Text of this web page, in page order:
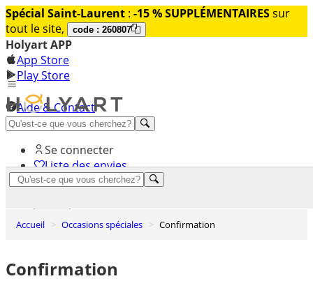
Spécial Saint-Laurent : -15 % SUPPLÉMENTAIRESsur
tout le site,
code : 260807
Holyart APP
App Store
Play Store
Aide & Contact
Découvrez Premium
Se connecter
Liste des envies
Accueil Occasions spéciales Confirmation
Confirmation